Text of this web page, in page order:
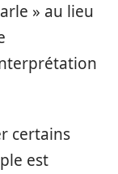
» au lieu
certains
est